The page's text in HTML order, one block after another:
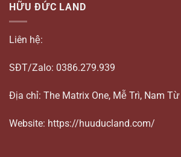
HỮU ĐỨC LAND
Liên hệ:
SĐT/Zalo: 0386.279.939
Địa chỉ: The Matrix One, Mễ Trì, Nam
Website: https://huuducland.com/